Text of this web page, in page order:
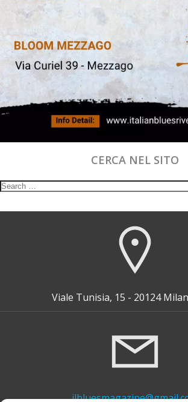
CERCA NEL SITO
Search
Viale Tunisia, 15 - 20124